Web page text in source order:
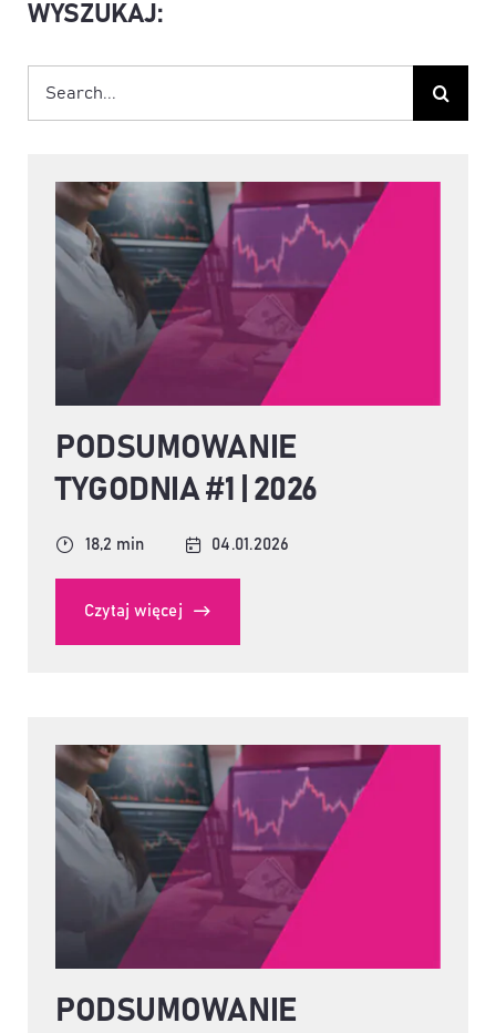
WYSZUKAJ:
PODSUMOWANIE
TYGODNIA #1 | 2026
18,2 min 04.01.2026
Czytaj więcej
PODSUMOWANIE